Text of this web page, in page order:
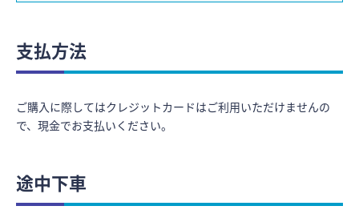
支払方法
ご購入に際してはクレジットカードはご利用いただけませんの
で、現金でお支払いください。
途中下車